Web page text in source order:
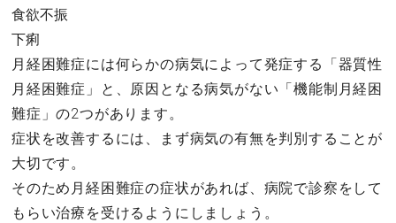
食欲不振
下痢
月経困難症には何らかの病気によって発症する「器質性
月経困難症」と、原因となる病気がない「機能制月経困
難症」の2つがあります。
症状を改善するには、まず病気の有無を判別することが
大切です。
そのため月経困難症の症状があれば、病院で診察をして
もらい治療を受けるようにしましょう。